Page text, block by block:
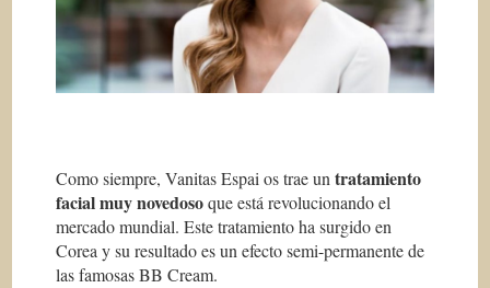
Como siempre, Vanitas Espai os trae untratamiento
facial muy novedosoque está revolucionando el
mercado mundial. Este tratamiento ha surgido en
Corea y su resultado es un efecto semi-permanente de
las famosas BB Cream.